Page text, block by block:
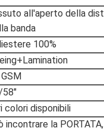
all'aperto della
banda
100%
58"
colori disponibili
incontrare la